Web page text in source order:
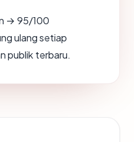
→ 95/100
ulang setiap
publik terbaru.